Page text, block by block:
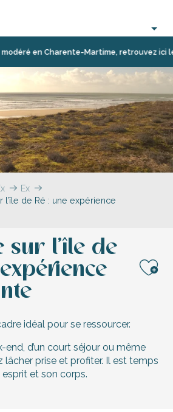
en Charente-Martime, retrouvez ici
Expériences
l’île de Ré : une expérience
sur l’île de
idéal pour se ressourcer.
end, d’un court séjour ou même
lâcher prise et profiter. Il est temps
et son corps.